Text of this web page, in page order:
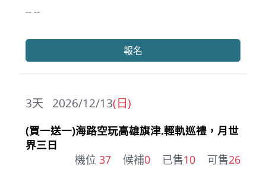
-- --
報名
2026/12/13(日)
3天
(買一送一)海路空玩高雄旗津.輕軌巡禮，月世
界三日
機位 37 候補0 已售10 可售26